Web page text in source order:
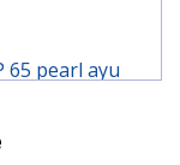
65 pearl ayu